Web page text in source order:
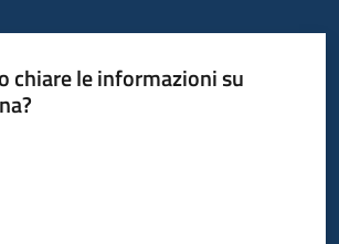
chiare le informazioni su